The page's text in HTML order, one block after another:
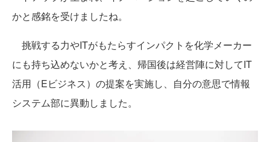
かと感銘を受けましたね。
挑戦する力やITがもたらすインパクトを化学メーカー
にも持ち込めないかと考え、帰国後は経営陣に対してIT
活用（Eビジネス）の提案を実施し、自分の意思で情報
システム部に異動しました。